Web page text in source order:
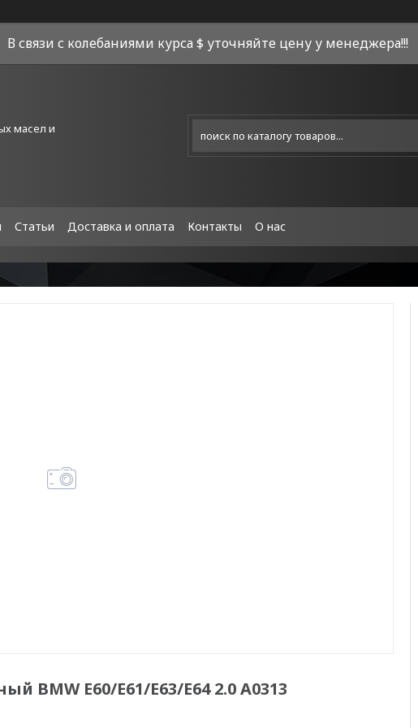
В связи с колебаниями курса $ уточняйте цену у менеджера!!!
масел и
Статьи Доставка и оплата Контакты О нас
BMW E60/E61/E63/E64 2.0 A0313